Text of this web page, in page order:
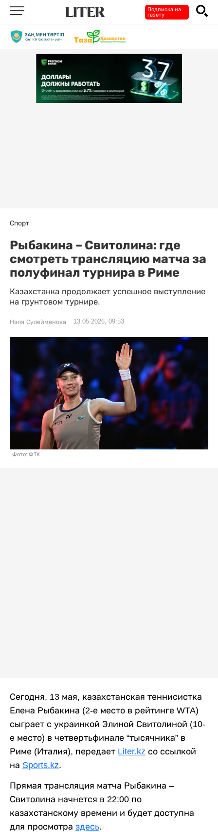
Подписка на
газету
Спорт
Рыбакина – Свитолина: где
смотреть трансляцию матча за
полуфинал турнира в Риме
Казахстанка продолжает успешное выступление
на грунтовом турнире.
Нэля Сулейменова 13.05.2026, 09:53
Фото: ФТК
Сегодня, 13 мая, казахстанская теннисистка
Елена Рыбакина (2-е место в рейтинге WTA)
сыграет с украинкой Элиной Свитолиной (10-
е место) в четвертьфинале “тысячника” в
Риме (Италия), передает Liter.kz со ссылкой
на Sports.kz.
Прямая трансляция матча Рыбакина –
Свитолина начнется в 22:00 по
казахстанскому времени и будет доступна
для просмотра здесь.